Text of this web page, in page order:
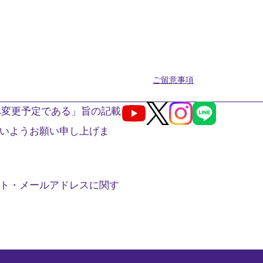
ご留意事項
更予定である」旨の記載
ようお願い申し上げま
・メールアドレスに関す
Youtube
X Instagram
LINE